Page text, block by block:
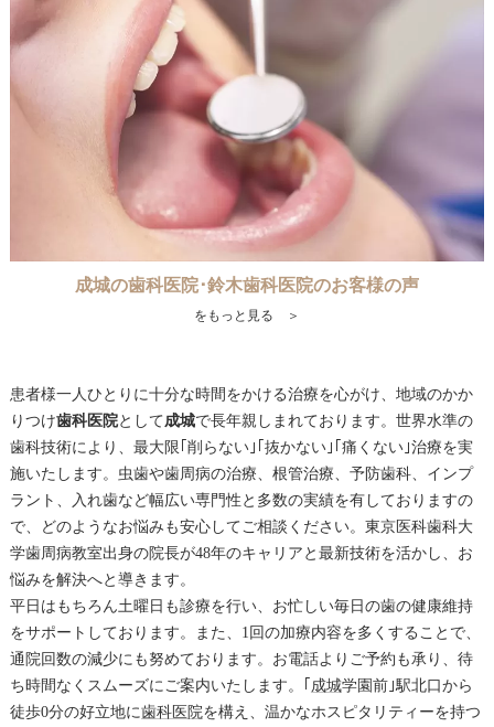
成城の歯科医院･鈴木歯科医院のお客様の声
をもっと見る ＞
患者様一人ひとりに十分な時間をかける治療を心がけ、地域のかか
りつけ歯科医院として成城で長年親しまれております。世界水準の
歯科技術により、最大限｢削らない｣｢抜かない｣｢痛くない｣治療を実
施いたします。虫歯や歯周病の治療、根管治療、予防歯科、インプ
ラント、入れ歯など幅広い専門性と多数の実績を有しておりますの
で、どのようなお悩みも安心してご相談ください。東京医科歯科大
学歯周病教室出身の院長が48年のキャリアと最新技術を活かし、お
悩みを解決へと導きます。
平日はもちろん土曜日も診療を行い、お忙しい毎日の歯の健康維持
をサポートしております。また、1回の加療内容を多くすることで、
通院回数の減少にも努めております。お電話よりご予約も承り、待
ち時間なくスムーズにご案内いたします。｢ 成城学園前｣駅北口から
徒歩0分の好立地に歯科医院を構え、温かなホスピタリティーを持つ